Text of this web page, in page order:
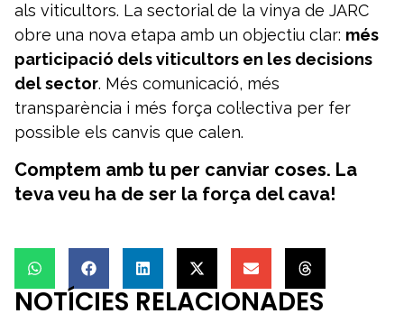
als viticultors. La sectorial de la vinya de JARC
obre una nova etapa amb un objectiu clar: més
participació dels viticultors en les decisions
del sector. Més comunicació, més
transparència i més força col·lectiva per fer
possible els canvis que calen.
Comptem amb tu per canviar coses. La
teva veu ha de ser la força del cava!
NOTÍCIES RELACIONADES